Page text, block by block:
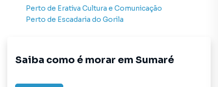
Perto de Erativa Cultura e Comunicação
Perto de Escadaria do Gorila
Saiba como é morar em Sumaré